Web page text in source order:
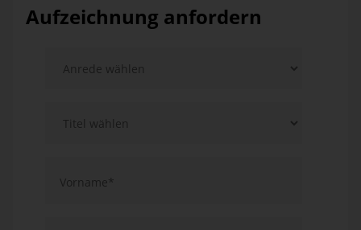
Aufzeichnung anfordern